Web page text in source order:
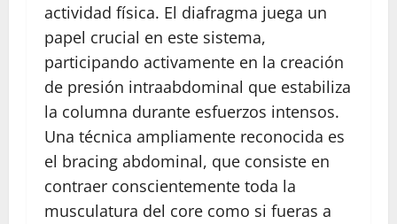
actividad física. El diafragma juega un
papel crucial en este sistema,
participando activamente en la creación
de presión intraabdominal que estabiliza
la columna durante esfuerzos intensos.
Una técnica ampliamente reconocida es
el bracing abdominal, que consiste en
contraer conscientemente toda la
musculatura del core como si fueras a